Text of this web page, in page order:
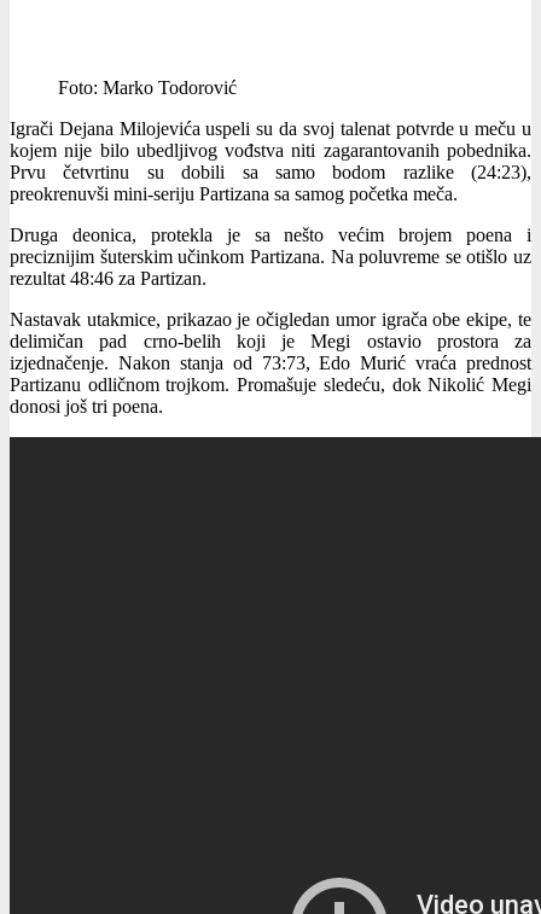
Foto: Marko Todorović
Igrači Dejana Milojevića uspeli su da svoj talenat potvrde u meču u
kojem nije bilo ubedljivog vođstva niti zagarantovanih pobednika.
Prvu četvrtinu su dobili sa samo bodom razlike (24:23),
preokrenuvši mini-seriju Partizana sa samog početka meča.
Druga deonica, protekla je sa nešto većim brojem poena i
preciznijim šuterskim učinkom Partizana. Na poluvreme se otišlo uz
rezultat 48:46 za Partizan.
Nastavak utakmice, prikazao je očigledan umor igrača obe ekipe, te
delimičan pad crno-belih koji je Megi ostavio prostora za
izjednačenje. Nakon stanja od 73:73, Edo Murić vraća prednost
Partizanu odličnom trojkom. Promašuje sledeću, dok Nikolić Megi
donosi još tri poena.